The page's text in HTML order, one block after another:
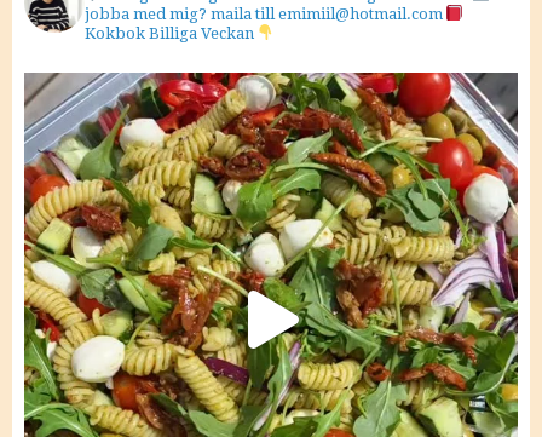
jobba med mig? maila till emimiil@hotmail.com
Kokbok Billiga Veckan